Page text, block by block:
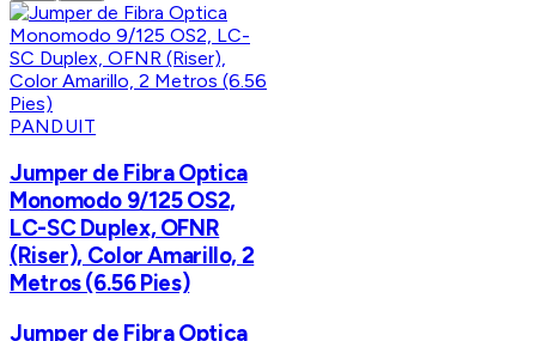
PANDUIT
Jumper de Fibra Optica
Monomodo 9/125 OS2,
LC-SC Duplex, OFNR
(Riser), Color Amarillo, 2
Metros (6.56 Pies)
Jumper de Fibra Optica